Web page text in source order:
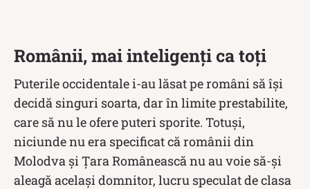
Românii, mai inteligenți ca toți
Puterile occidentale i-au lăsat pe români să îşi
decidă singuri soarta, dar în limite prestabilite,
care să nu le ofere puteri sporite. Totuși,
niciunde nu era specificat că românii din
Molodva și Țara Românească nu au voie să-și
aleagă același domnitor, lucru speculat de clasa